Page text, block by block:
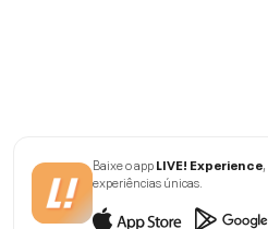
Baixe o appLIVE! Experience
experiências únicas.